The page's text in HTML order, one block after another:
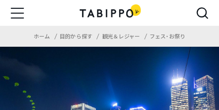
ホーム 目的から探す 観光＆レジャー フェス・お祭り